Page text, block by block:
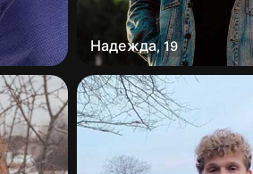
Надежда,19